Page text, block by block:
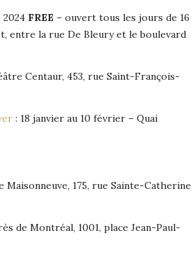
2024 FREE – ouvert tous les jours de 16
entre la rue De Bleury et le boulevard
Centaur, 453, rue Saint-François-
: 18 janvier au 10 février – Quai
175, rue Sainte-Catherine
de Montréal, 1001, place Jean-Paul-